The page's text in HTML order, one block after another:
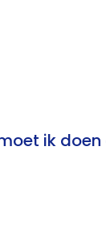
ik doen